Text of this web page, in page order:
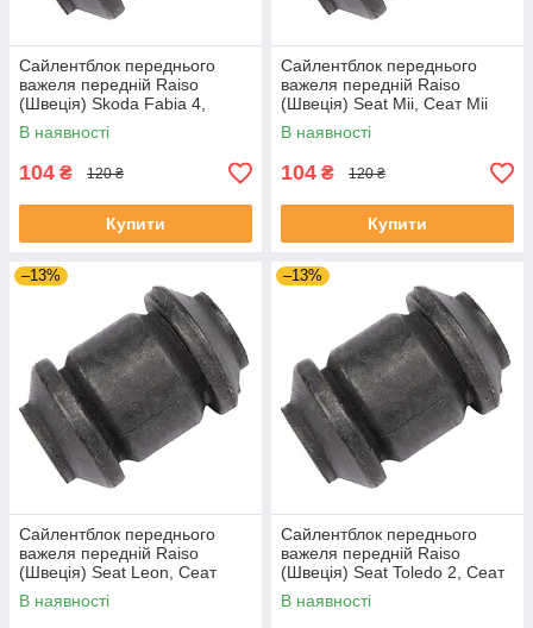
Сайлентблок переднього
важеля передній Raiso
(Швеція) Skoda Fabia 4,
Шкода Фабія 4 21- #RL-
1J0182V UAJJVOC4
В наявності
104 ₴ 120 ₴
Купити
Сайлентблок переднього
важеля передній Raiso
(Швеція) Seat Mii, Сеат Міі
11-19 #RL-1J0182V
UAAVQUI4
В наявності
104 ₴ 120 ₴
Купити
–13%
Сайлентблок переднього
важеля передній Raiso
(Швеція) Seat Leon, Сеат
Леон 99-06 #RL-1J0182V
UAYSBXG4
В наявності
–13%
Сайлентблок переднього
важеля передній Raiso
(Швеція) Seat Toledo 2, Сеат
Толедо 2 99-06 #RL-1J0182V
UATOJRK4
В наявності